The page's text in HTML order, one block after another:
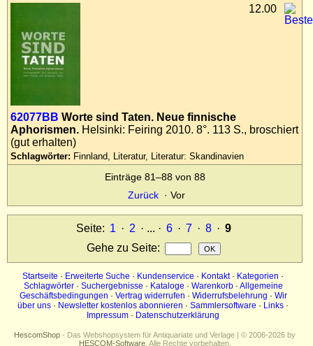
62077BB Worte sind Taten. Neue finnische
Aphorismen. Helsinki: Feiring 2010. 8°. 113 S., broschiert
(gut erhalten)
Schlagwörter: Finnland, Literatur, Literatur: Skandinavien
12.00
Einträge 81–88 von 88
Zurück · Vor
Seite: 1 · 2 · ... · 6 · 7 · 8 · 9
Gehe zu Seite:
Startseite · Erweiterte Suche · Kundenservice · Kontakt· Kategorien ·
Schlagwörter· Suchergebnisse · Kataloge · Warenkorb· Allgemeine
Geschäftsbedingungen · Vertrag widerrufen · Widerrufsbelehrung · Wir
über uns · Newsletter kostenlos abonnieren · Sammlersoftware · Links ·
Impressum · Datenschutzerklärung
HescomShop - Das Webshopsystem für Antiquariate und Verlage | © 2006-2026 by
HESCOM-Software. Alle Rechte vorbehalten.